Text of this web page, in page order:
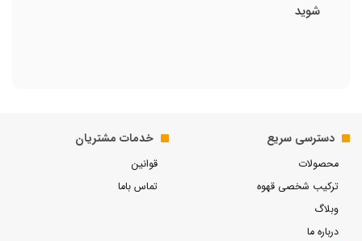
شوید
دسترسی سریع
محصولات
ترکیب شخصی قهوه
وبلاگ
درباره ما
خدمات مشتریان
قوانین
تماس باما